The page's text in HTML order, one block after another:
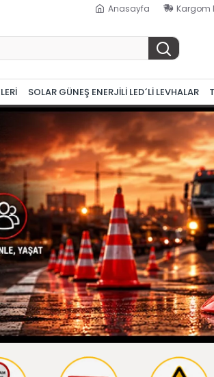
Anasayfa Kargom
SOLAR GÜNEŞ ENERJİLİ LED´Lİ LEVHALAR